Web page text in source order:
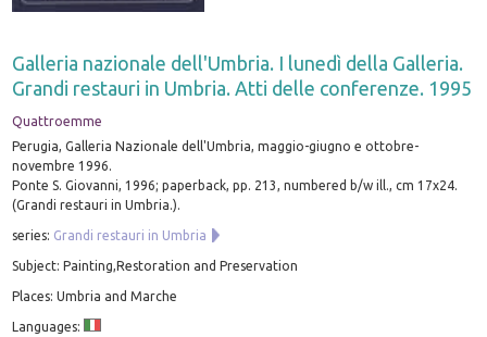
Galleria nazionale dell'Umbria. I lunedì della Galleria.
Grandi restauri in Umbria. Atti delle conferenze. 1995
Quattroemme
Perugia, Galleria Nazionale dell'Umbria, maggio-giugno e ottobre-
novembre 1996.
Ponte S. Giovanni, 1996; paperback, pp. 213, numbered b/w ill., cm 17x24.
(Grandi restauri in Umbria.).
series: Grandi restauri in Umbria
Subject: Painting,Restoration and Preservation
Places: Umbria and Marche
Languages: